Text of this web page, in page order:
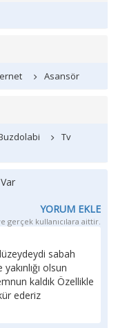
Asansör
Tv
YORUM EKLE
kullanıcılara aittir.
sabah
olsun
kaldık Özellikle
ederiz